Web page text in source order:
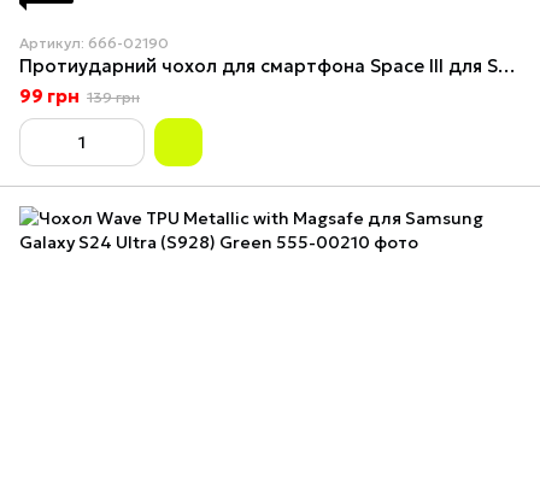
Артикул: 666-02190
Протиударний чохол для смартфона Space III для Samsung Galaxy S24 Ultra Tea Brown
99 грн 139 грн